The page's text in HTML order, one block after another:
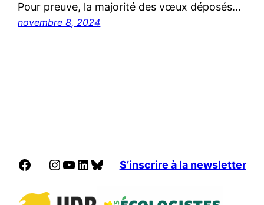
Pour preuve, la majorité des vœux déposés…
novembre 8, 2024
Facebook
Instagram
YouTube
LinkedIn
BlueskyS’inscrire à la newsletter